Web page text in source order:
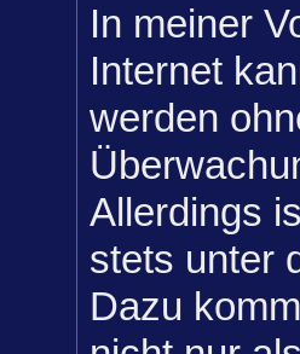
In meiner
Internet
werden
Allerdings
stets unter
Dazu